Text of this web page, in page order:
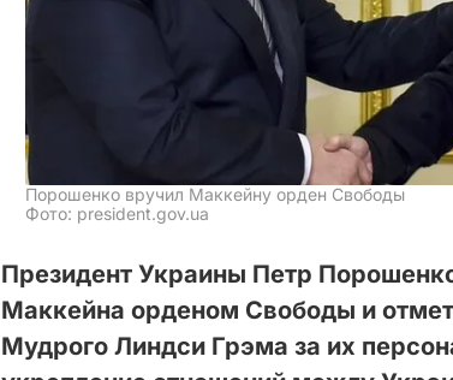
Порошенко вручил Маккейну орден Свободы
Фото: president.gov.ua
Президент Украины Петр
Маккейна орденом Свободы и
Мудрого Линдси Грэма за их